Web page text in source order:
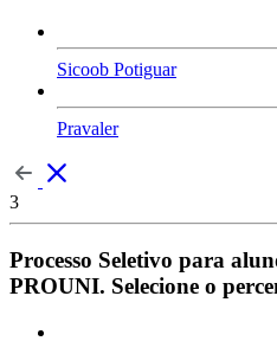
Sicoob Potiguar
Pravaler
3
Processo Seletivo para
PROUNI. Selecione o